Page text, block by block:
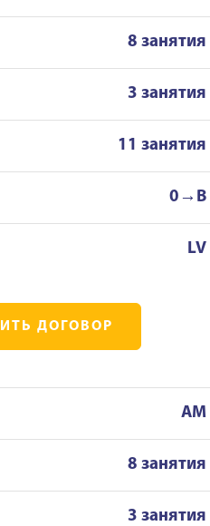
8 занятия
3 занятия
11 занятия
0→B
LV
ДОГОВОР
AM
8 занятия
3 занятия